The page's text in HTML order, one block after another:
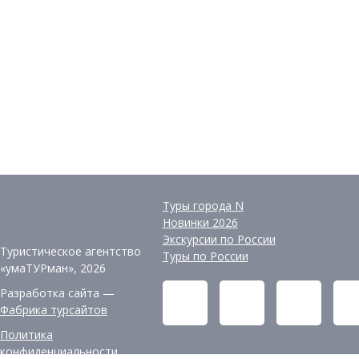
Туристическое агентство
«умаТУРман», 2026
Разработка сайта —
Фабрика турсайтов
Политика
конфиденциальности
Туры города N
Новинки 2026
Экскурсии по России
Туры по России